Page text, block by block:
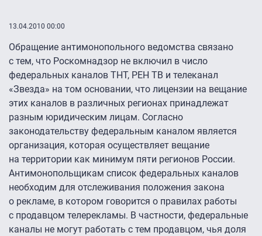
13.04.2010 00:00
Обращение антимонопольного ведомства связано
с тем, что Роскомнадзор не включил в число
федеральных каналов ТНТ, РЕН ТВ и телеканал
«Звезда» на том основании, что лицензии на вещание
этих каналов в различных регионах принадлежат
разным юридическим лицам. Согласно
законодательству федеральным каналом является
организация, которая осуществляет вещание
на территории как минимум пяти регионов России.
Антимонопольщикам список федеральных каналов
необходим для отслеживания положения закона
о рекламе, в котором говорится о правилах работы
с продавцом телерекламы. В частности, федеральные
каналы не могут работать с тем продавцом, чья доля